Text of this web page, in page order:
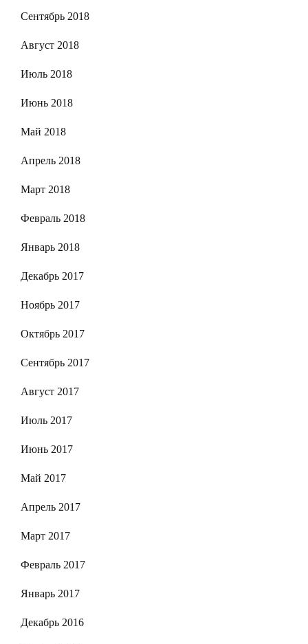
Сентябрь 2018
Август 2018
Июль 2018
Июнь 2018
Май 2018
Апрель 2018
Март 2018
Февраль 2018
Январь 2018
Декабрь 2017
Ноябрь 2017
Октябрь 2017
Сентябрь 2017
Август 2017
Июль 2017
Июнь 2017
Май 2017
Апрель 2017
Март 2017
Февраль 2017
Январь 2017
Декабрь 2016